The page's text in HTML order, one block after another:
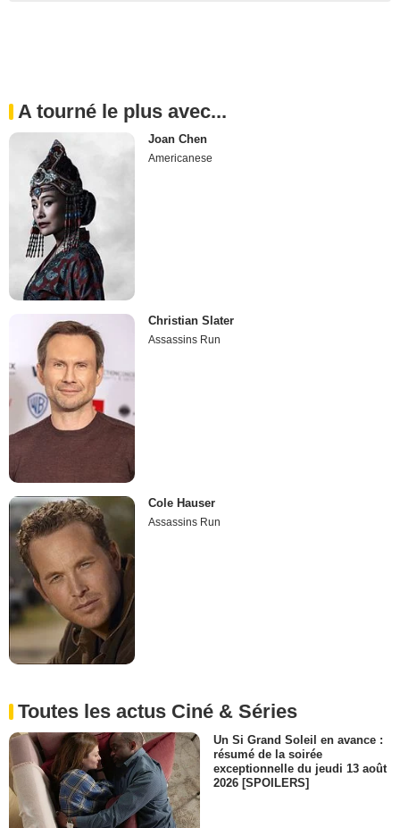
A tourné le plus avec...
Joan Chen
Americanese
Christian Slater
Assassins Run
Cole Hauser
Assassins Run
Toutes les actus Ciné & Séries
Un Si Grand Soleil en avance :
résumé de la soirée
exceptionnelle du jeudi 13 août
2026 [SPOILERS]